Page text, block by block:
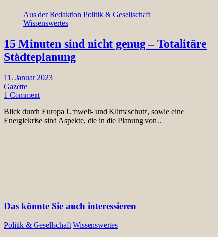
Aus der Redaktion Politik & Gesellschaft
Wissenswertes
15 Minuten sind nicht genug – Totalitäre
Städteplanung
11. Januar 2023
Gazette
1 Comment
Blick durch Europa Umwelt- und Klimaschutz, sowie eine
Energiekrise sind Aspekte, die in die Planung von…
Das könnte Sie auch interessieren
Politik & Gesellschaft Wissenswertes